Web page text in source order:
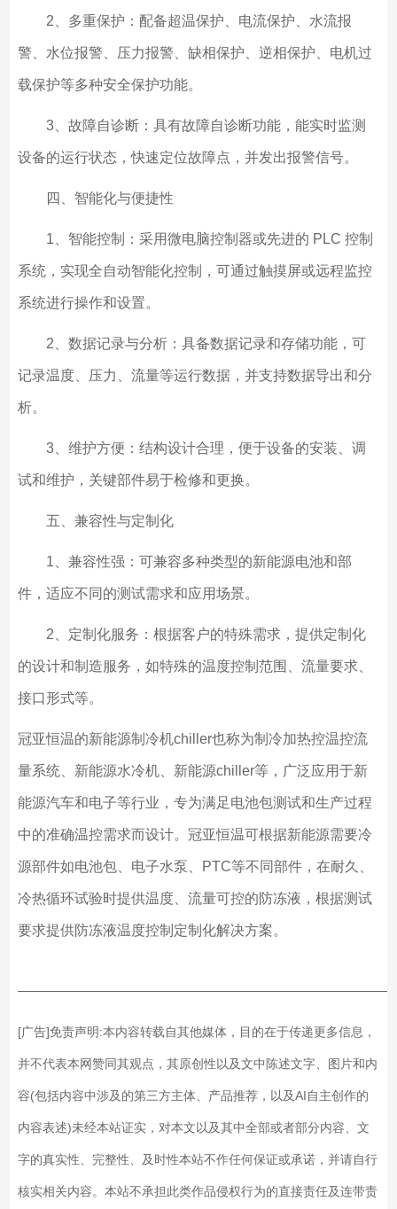
2、多重保护：配备超温保护、电流保护、水流报
警、水位报警、压力报警、缺相保护、逆相保护、电机过
载保护等多种安全保护功能。
3、故障自诊断：具有故障自诊断功能，能实时监测
设备的运行状态，快速定位故障点，并发出报警信号。
四、智能化与便捷性
1、智能控制：采用微电脑控制器或先进的 PLC 控制
系统，实现全自动智能化控制，可通过触摸屏或远程监控
系统进行操作和设置。
2、数据记录与分析：具备数据记录和存储功能，可
记录温度、压力、流量等运行数据，并支持数据导出和分
析。
3、维护方便：结构设计合理，便于设备的安装、调
试和维护，关键部件易于检修和更换。
五、兼容性与定制化
1、兼容性强：可兼容多种类型的新能源电池和部
件，适应不同的测试需求和应用场景。
2、定制化服务：根据客户的特殊需求，提供定制化
的设计和制造服务，如特殊的温度控制范围、流量要求、
接口形式等。
冠亚恒温的新能源制冷机chiller也称为制冷加热控温控流
量系统、新能源水冷机、新能源chiller等，广泛应用于新
能源汽车和电子等行业，专为满足电池包测试和生产过程
中的准确温控需求而设计。冠亚恒温可根据新能源需要冷
源部件如电池包、电子水泵、PTC等不同部件，在耐久、
冷热循环试验时提供温度、流量可控的防冻液，根据测试
要求提供防冻液温度控制定制化解决方案。
[广告]免责声明:本内容转载自其他媒体，目的在于传递更多信息，
并不代表本网赞同其观点，其原创性以及文中陈述文字、图片和内
容(包括内容中涉及的第三方主体、产品推荐，以及AI自主创作的
内容表述)未经本站证实，对本文以及其中全部或者部分内容、文
字的真实性、完整性、及时性本站不作任何保证或承诺，并请自行
核实相关内容。本站不承担此类作品侵权行为的直接责任及连带责